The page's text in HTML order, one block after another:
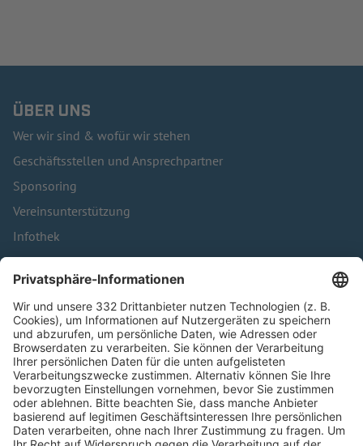
ÜBER UNS
Wer wir sind & wofür wir stehen
Geschäftsstellen und Ansprechpartner
Sponsoring
Vereinsunterstützung
Infothek
Kontakt
HÄUFIG BESUCHTE SEITEN
Pässe und Vereinswechsel
Trainerausbildung
Schulungsangebot Vereinsmitarbeiter
BFV-Geschäftsstellen
Trainerbörse